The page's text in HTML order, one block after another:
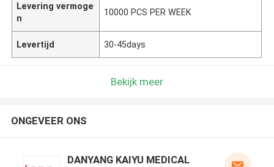
Levering vermoge
n
10000 PCS PER WEEK
Levertijd 30-45days
Bekijk meer
ONGEVEER ONS
DANYANG KAIYU MEDICAL